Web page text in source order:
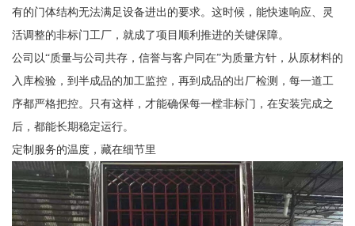
有的门体结构无法满足设备进出的要求。这时候，能快速响应、灵
活调整的非标门工厂，就成了项目顺利推进的关键保障。
公司以“质量与公司共存，信誉与客户同在”为质量方针，从原材料的
入库检验，到半成品的加工监控，再到成品的出厂检测，每一道工
序都严格把控。只有这样，才能确保每一樘非标门，在安装完成之
后，都能长期稳定运行。
定制服务的温度，藏在细节里